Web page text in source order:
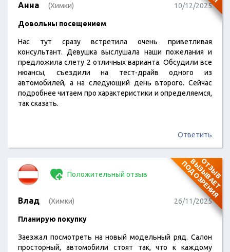
Анна (Химки) 10/12/2025
Довольны посещением
Нас тут сразу встретила очень приветливая
консультант. Девушка выслушала наши пожелания и
предложила слету 2 отличных варианта. Обсудили все
нюансы, съездили на тест-драйв одного из
автомобилей, а на следующий день второго. Сейчас
подробнее читаем про характеристики и определяемся,
так сказать.
Ответить
О
Т
З
Ы
В
В
Ы
З
Ы
В
А
Е
Т
П
О
Д
О
З
Р
Е
Н
И
Я
Положительный отзыв
Влад (Химки) 26/11/2025
Планирую покупку
Заезжал посмотреть на новый модельный ряд. Салон
просторный, автомобили стоят так, что к каждому